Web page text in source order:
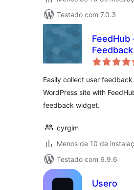
Testado com 7.0.3
FeedHub
Easily collect user
WordPress site with
feedback widget.
cyrgim
Menos de 10 de
Testado com 6.9.6
Usero